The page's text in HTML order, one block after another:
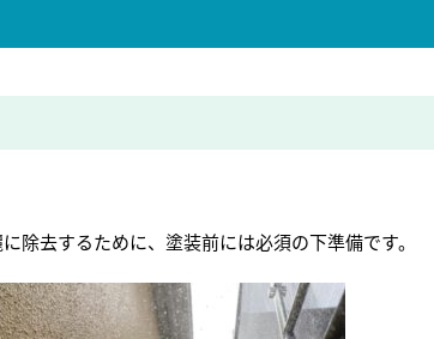
除去するために、塗装前には必須の下準備です。